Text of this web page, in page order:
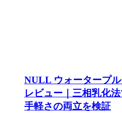
NULL ウォータープ
レビュー｜三相乳化
手軽さの両立を検証